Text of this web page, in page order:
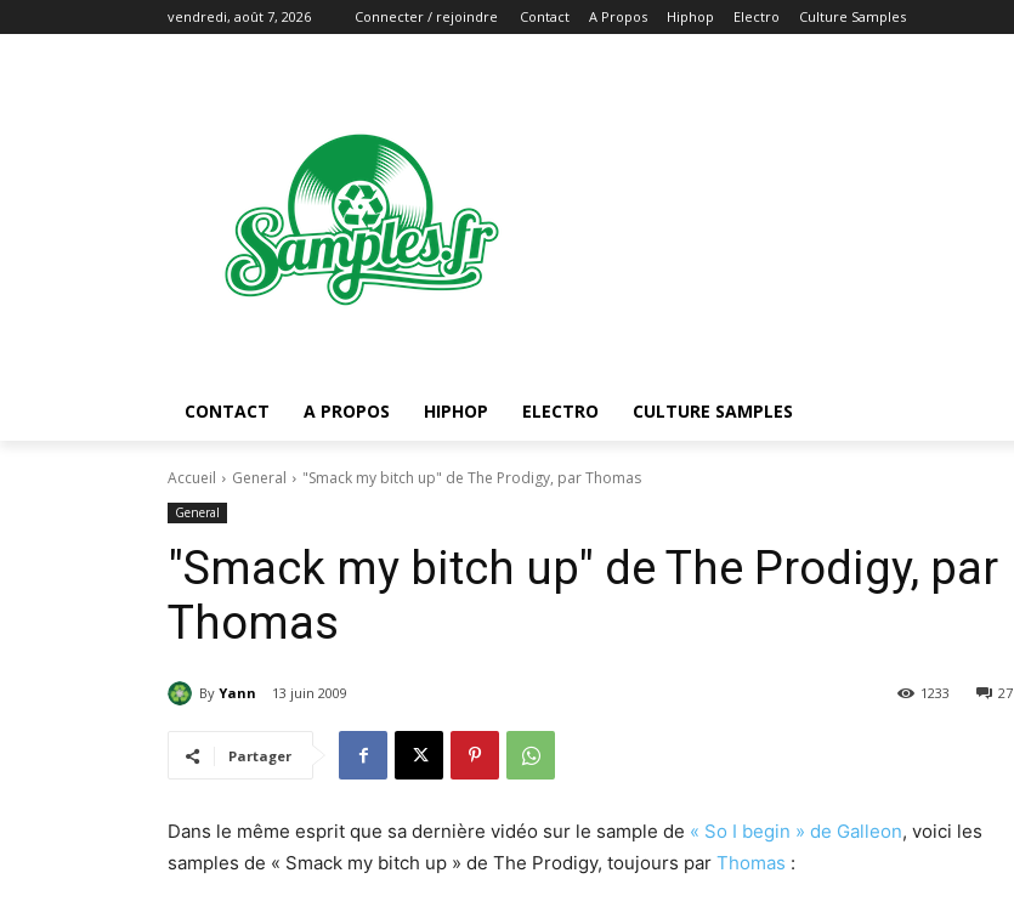
vendredi, août 7, 2026 Connecter / rejoindre Contact A Propos Hiphop Electro Culture Samples
CONTACT A PROPOS HIPHOP ELECTRO CULTURE SAMPLES
Accueil General "Smack my bitch up" de The Prodigy, par Thomas
General
"Smack my bitch up" de The Prodigy, par
Thomas
By Yann 13 juin 2009 27
1233
Partager
Dans le même esprit que sa dernière vidéo sur le sample de « So I begin » de Galleon, voici les
samples de « Smack my bitch up » de The Prodigy, toujours par Thomas :